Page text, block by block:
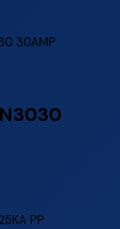
30AMP
PP